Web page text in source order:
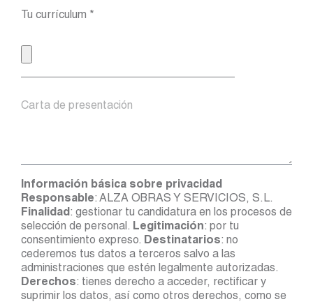
Tu currículum *
Información básica sobre privacidad
Responsable: ALZA OBRAS Y SERVICIOS, S.L.
Finalidad: gestionar tu candidatura en los procesos de
selección de personal. Legitimación: por tu
consentimiento expreso. Destinatarios: no
cederemos tus datos a terceros salvo a las
administraciones que estén legalmente autorizadas.
Derechos: tienes derecho a acceder, rectificar y
suprimir los datos, así como otros derechos, como se